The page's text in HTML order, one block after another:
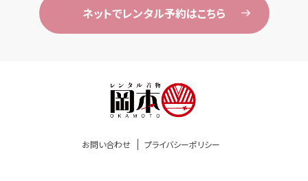
ネットでレンタル予約はこちら
お問い合わせ プライバシーポリシー